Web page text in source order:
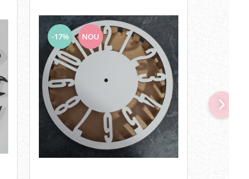
-17% NOU
NOU